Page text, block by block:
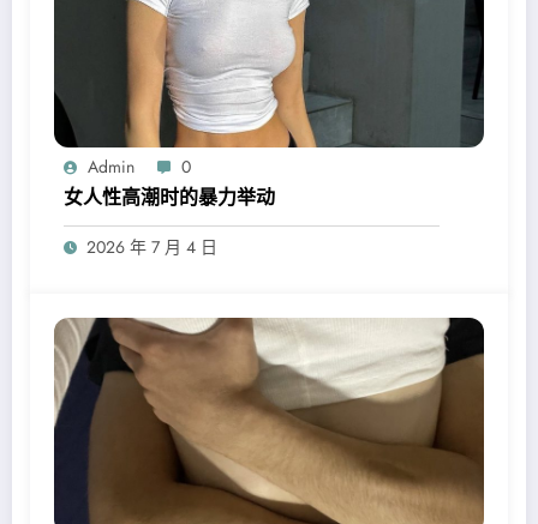
Admin 0
女人性高潮时的暴力举动
2026 年 7 月 4 日